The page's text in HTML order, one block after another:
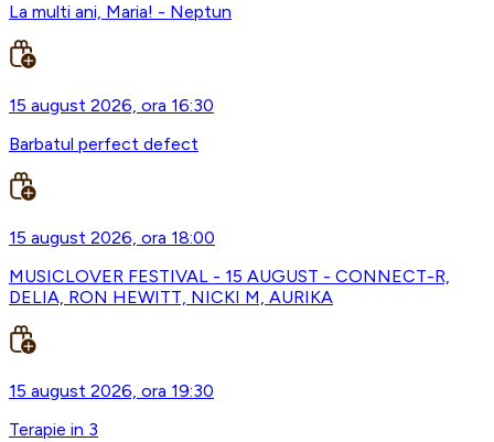
La multi ani, Maria! - Neptun
15 august 2026, ora 16:30
Barbatul perfect defect
15 august 2026, ora 18:00
MUSICLOVER FESTIVAL - 15 AUGUST - CONNECT-R,
DELIA, RON HEWITT, NICKI M, AURIKA
15 august 2026, ora 19:30
Terapie in 3